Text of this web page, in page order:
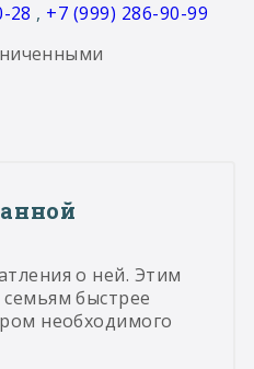
28 , +7 (999) 286-90-99
о ней. Этим
быстрее
необходимого